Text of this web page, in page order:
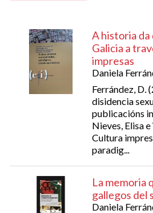
A historia da
Galicia a
impresas
Daniela
Ferrández, D.
disidencia
publicacións
Nieves, Elisa
Cultura
paradig...
La memoria
gallegos del
Daniela